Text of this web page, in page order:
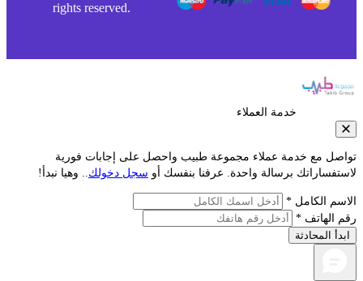
rights reserved.
خدمة العملاء
مع خدمة عملاء مجموعة طبيب واحصل على إجابات فورية
برسالة واحدة. عرفنا بنفسك أوسجل دخولك.. وهيا نبدأ!
الكامل *
الهاتف *
المحادثة